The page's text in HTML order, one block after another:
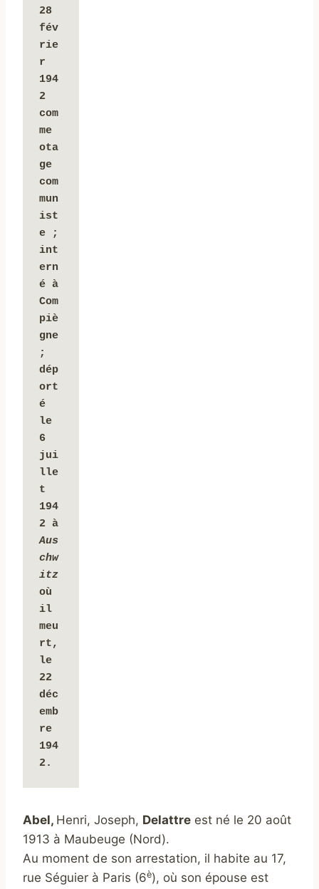
28
fév
rie
r
194
2
com
me
ota
ge
com
mun
ist
e ;
int
ern
é à
Com
piè
gne
;
dép
ort
é
le
6
jui
lle
t
194
2 à
Aus
chw
itz
où
il
meu
rt,
le
22
déc
emb
re
194
2.
Abel, Henri, Joseph, Delattre est né le 20 août
1913 à Maubeuge (Nord).
Au moment de son arrestation, il habite au 17,
rue Séguier à Paris (6è), où son épouse est